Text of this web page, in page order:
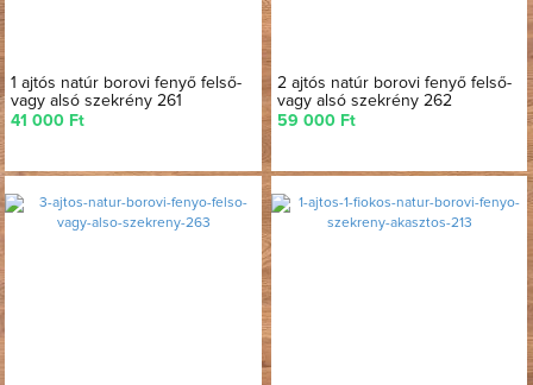
1 ajtós natúr borovi fenyő felső-
vagy alsó szekrény 261
41 000 Ft
2 ajtós natúr borovi fenyő felső-
vagy alsó szekrény 262
59 000 Ft